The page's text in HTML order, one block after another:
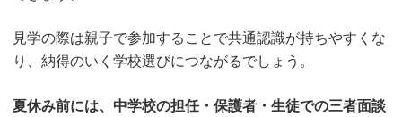
見学の際は親子で参加することで共通認識が持ちやすくな
り、納得のいく学校選びにつながるでしょう。
夏休み前には、中学校の担任・保護者・生徒での三者面談